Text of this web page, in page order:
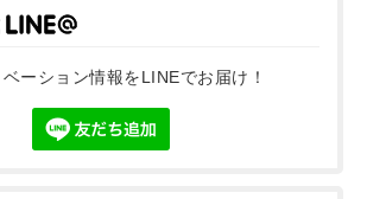
ーション情報をLINEでお届け！